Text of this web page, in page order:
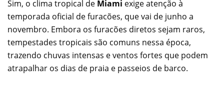
Sim, o clima tropical de Miami exige atenção à
temporada oficial de furacões, que vai de junho a
novembro. Embora os furacões diretos sejam raros,
tempestades tropicais são comuns nessa época,
trazendo chuvas intensas e ventos fortes que podem
atrapalhar os dias de praia e passeios de barco.